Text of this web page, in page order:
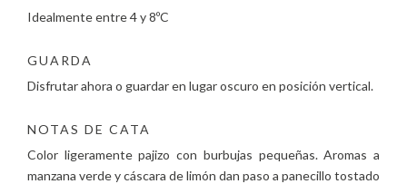
Idealmente entre 4 y 8ºC
GUARDA
Disfrutar ahora o guardar en lugar oscuro en posición vertical.
NOTAS DE CATA
Color ligeramente pajizo con burbujas pequeñas. Aromas a
manzana verde y cáscara de limón dan paso a panecillo tostado